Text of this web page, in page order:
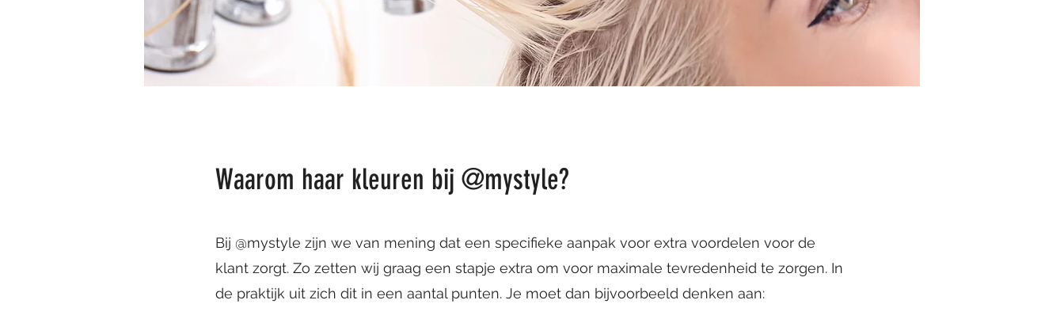
Waarom haar kleuren bij @mystyle?
Bij @mystyle zijn we van mening dat een specifieke aanpak voor extra voordelen voor de
klant zorgt. Zo zetten wij graag een stapje extra om voor maximale tevredenheid te zorgen. In
de praktijk uit zich dit in een aantal punten. Je moet dan bijvoorbeeld denken aan: